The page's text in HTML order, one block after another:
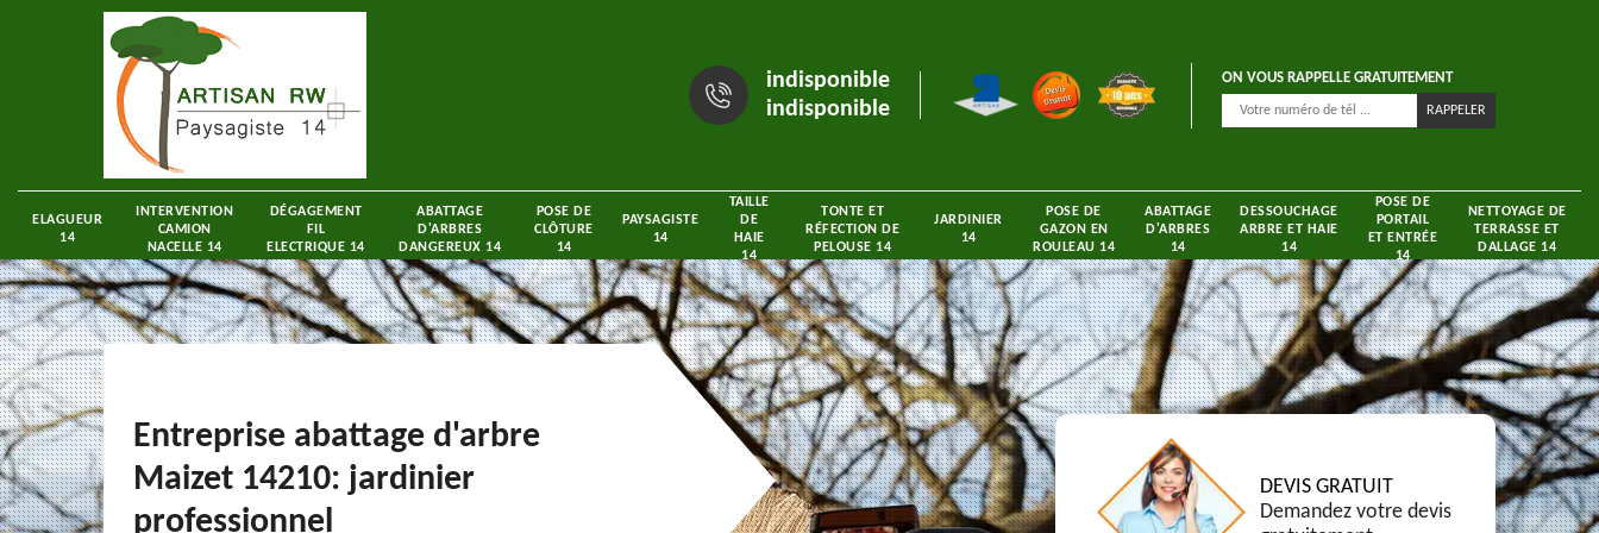
indisponible
indisponible
ON VOUS RAPPELLE GRATUITEMENT
ELAGUEUR
14
INTERVENTION
CAMION
NACELLE 14
DÉGAGEMENT
FIL
ELECTRIQUE 14
ABATTAGE
D'ARBRES
DANGEREUX 14
POSE DE
CLÔTURE
14
PAYSAGISTE
14
TAILLE
DE
HAIE
14
TONTE ET
RÉFECTION DE
PELOUSE 14
JARDINIER
14
POSE DE
GAZON EN
ROULEAU 14
ABATTAGE
D'ARBRES
14
DESSOUCHAGE
ARBRE ET HAIE
14
POSE DE
PORTAIL
ET ENTRÉE
14
NETTOYAGE DE
TERRASSE ET
DALLAGE 14
Entreprise abattage d'arbre
Maizet 14210: jardinier
professionnel
DEVIS GRATUIT
Demandez votre devis